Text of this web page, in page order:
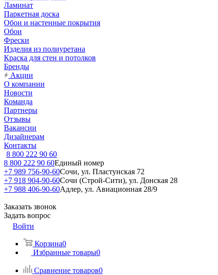
Ламинат
Паркетная доска
Обои и настенные покрытия
Обои
Фрески
Изделия из полиуретана
Краска для стен и потолков
Бренды
Акции
О компании
Новости
Команда
Партнеры
Отзывы
Вакансии
Дизайнерам
Контакты
8 800 222 90 60
8 800 222 90 60Единый номер
+7 989 756-90-60Сочи, ул. Пластунская 72
+7 918 904-90-60Сочи (Строй-Сити), ул. Донская 28
+7 988 406-90-60Адлер, ул. Авиационная 28/9
Заказать звонок
Задать вопрос
Войти
Корзина0
Избранные товары0
Сравнение товаров0